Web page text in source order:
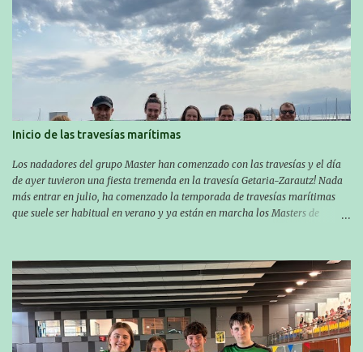
Inicio de las travesías marítimas
Los nadadores del grupo Master han comenzado con las travesías y el día
de ayer tuvieron una fiesta tremenda en la travesía Getaria-Zarautz! Nada
más entrar en julio, ha comenzado la temporada de travesías marítimas
que suele ser habitual en verano y ya están en marcha los Masters de
próxima cita. Para empezar, el 13 de julio, Manu Santos participó en la
XXXVIII. Travesía a nado de Ondarroa y recorrió una distancia de 1600
metros en 28 minutos y 30 segundos. Al día siguiente, Manu Santos y su
compañero Asier Gorostegi participaron en la V. San Antón Bira. En esta
travesía se realiza un recorrido desde la playa de Gaztetape hasta la playa
de Malkorbe, pero debido al estado del mar de aquel día, la organización